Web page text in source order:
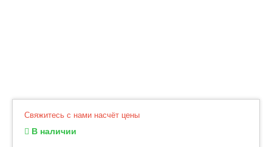
Свяжитесь с нами насчёт цены
В наличии